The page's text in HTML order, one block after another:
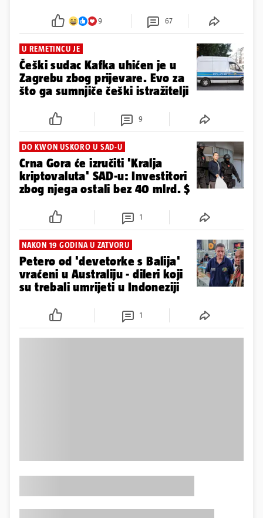
9 67
U REMETINCU JE
Češki sudac Kafka uhićen je u
Zagrebu zbog prijevare. Evo za
što ga sumnjiče češki istražitelji
9
DO KWON USKORO U SAD-U
Crna Gora će izručiti 'Kralja
kriptovaluta' SAD-u: Investitori
zbog njega ostali bez 40 mlrd. $
1
NAKON 19 GODINA U ZATVORU
Petero od 'devetorke s Balija'
vraćeni u Australiju - dileri koji
su trebali umrijeti u Indoneziji
1